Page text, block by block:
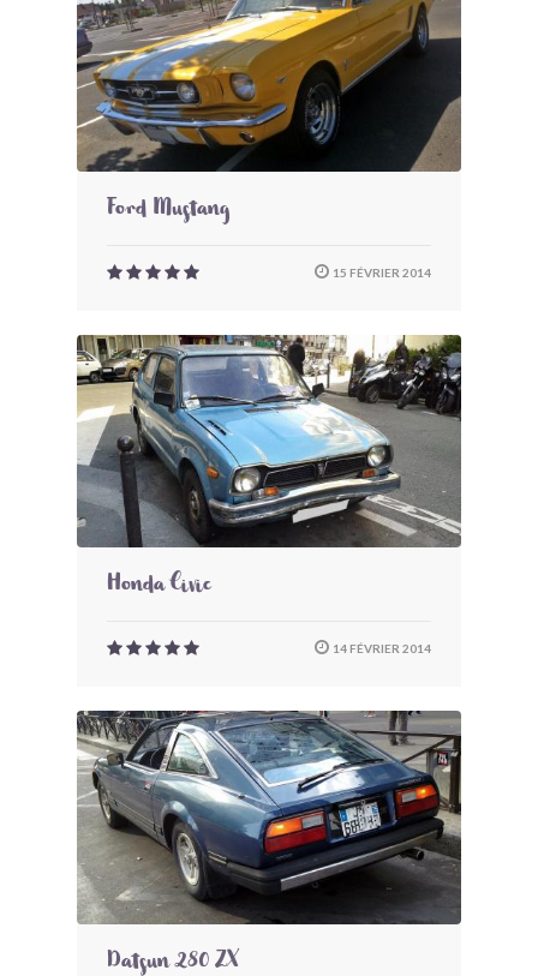
Ford Mustang
15 FÉVRIER 2014
Honda Civic
14 FÉVRIER 2014
Datsun 280 ZX